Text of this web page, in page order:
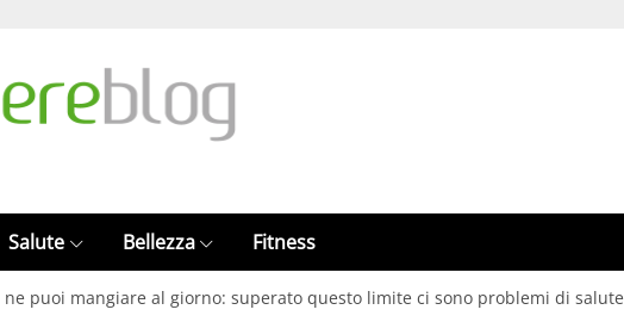
Salute Bellezza Fitness
puoi mangiare al giorno: superato questo limite ci sono problemi di salute